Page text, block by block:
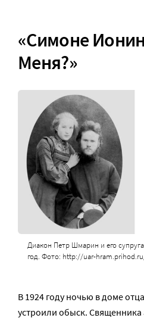
«Симоне
Меня?»
Диакон Петр Шмарин и его
год. Фото: http://uar-
В 1924 году ночью в доме
устроили обыск.